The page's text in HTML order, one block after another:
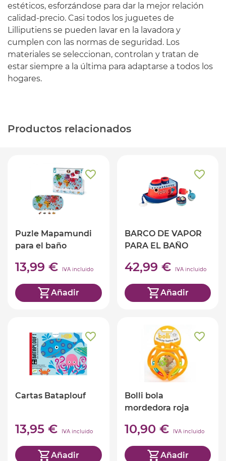
estéticos, esforzándose para dar la mejor relación
calidad-precio. Casi todos los juguetes de
Lilliputiens se pueden lavar en la lavadora y
cumplen con las normas de seguridad. Los
materiales se seleccionan, controlan y tratan de
estar siempre a la última para adaptarse a todos los
hogares.
Productos relacionados
Puzle Mapamundi
para el baño
13,99 € IVA incluido
Añadir
BARCO DE VAPOR
PARA EL BAÑO
42,99 € IVA incluido
Añadir
Cartas Bataplouf
13,95 € IVA incluido
Añadir
Bolli bola
mordedora roja
10,90 € IVA incluido
Añadir